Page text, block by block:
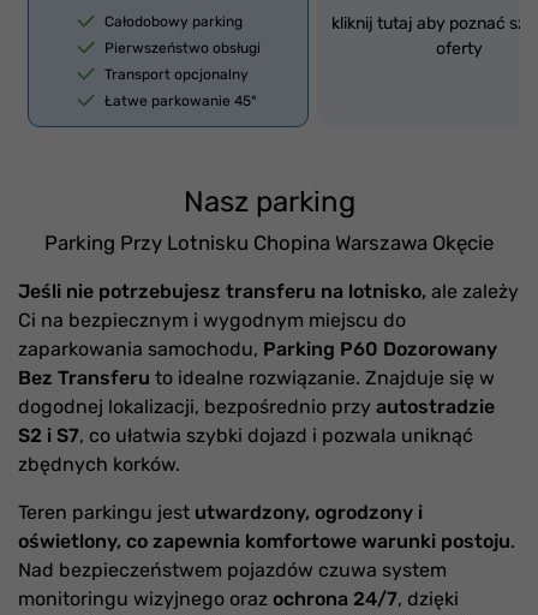
Całodobowy parking
Pierwszeństwo obsługi
Transport opcjonalny
Łatwe parkowanie 45°
kliknij tutaj aby poznać
oferty
Nasz parking
Parking Przy Lotnisku Chopina Warszawa Okęcie
Jeśli nie potrzebujesz transferu na lotnisko, ale zależy
Ci na bezpiecznym i wygodnym miejscu do
zaparkowania samochodu, Parking P60 Dozorowany
Bez Transferu to idealne rozwiązanie. Znajduje się w
dogodnej lokalizacji, bezpośrednio przy autostradzie
S2 i S7, co ułatwia szybki dojazd i pozwala uniknąć
zbędnych korków.
Teren parkingu jest utwardzony, ogrodzony i
oświetlony, co zapewnia komfortowe warunki postoju.
Nad bezpieczeństwem pojazdów czuwa system
monitoringu wizyjnego oraz ochrona 24/7, dzięki